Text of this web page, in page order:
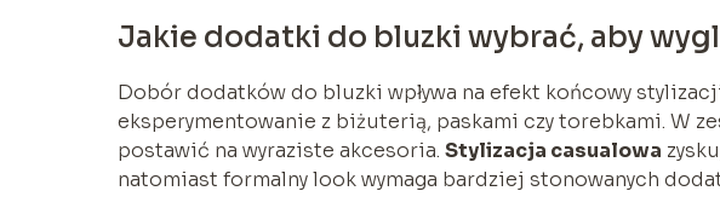
Jakie dodatki do bluzki wybrać, aby
Dobór dodatków do bluzki wpływa na efekt końcowy
eksperymentowanie z biżuterią, paskami czy torebkami. W
postawić na wyraziste akcesoria. Stylizacja casualowa
natomiast formalny look wymaga bardziej stonowanych